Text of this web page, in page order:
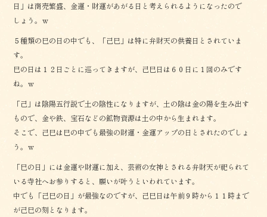
日」は商売繁盛、金運・財運があがる日と考えられるようになったので
しょう。ｗ
５種類の巳の日の中でも、「己巳」は特に弁財天の供養日とされていま
す。
巳の日は１２日ごとに巡ってきますが、己巳日は６０日に１回のみです
ね。ｗ
「己」は陰陽五行説で土の陰性になりますが、土の陰は金の陽を生み出す
もので、金や鉄、宝石などの鉱物資源は土の中から生まれます。
そこで、己巳は巳の中でも最強の財運・金運アップの日とされたのでしょ
う。ｗ
「巳の日」には金運や財運に加え、芸術の女神とされる弁財天が祀られて
いる寺社へお参りすると、願いが叶うといわれています。
中でも「己巳の日」が最強なのですが、己巳日は午前９時から１１時まで
が己巳の刻となります。